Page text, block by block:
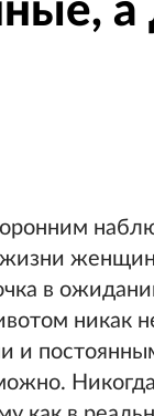
а
в
никак
и